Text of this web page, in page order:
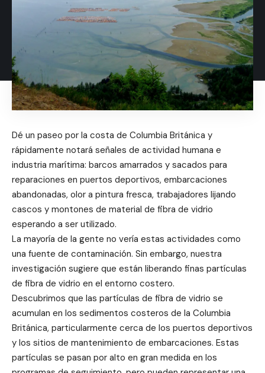
Dé un paseo por la costa de Columbia Británica y
rápidamente notará señales de actividad humana e
industria marítima: barcos amarrados y sacados para
reparaciones en puertos deportivos, embarcaciones
abandonadas, olor a pintura fresca, trabajadores lijando
cascos y montones de material de fibra de vidrio
esperando a ser utilizado.
La mayoría de la gente no vería estas actividades como
una fuente de contaminación. Sin embargo, nuestra
investigación sugiere que están liberando finas partículas
de fibra de vidrio en el entorno costero.
Descubrimos que las partículas de fibra de vidrio se
acumulan en los sedimentos costeros de la Columbia
Británica, particularmente cerca de los puertos deportivos
y los sitios de mantenimiento de embarcaciones. Estas
partículas se pasan por alto en gran medida en los